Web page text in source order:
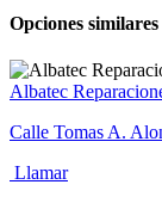
Opciones
Albatec
Calle Tomas A.
Llamar